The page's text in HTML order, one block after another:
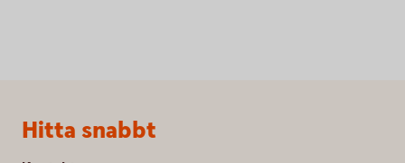
Sidfot
Hitta snabbt